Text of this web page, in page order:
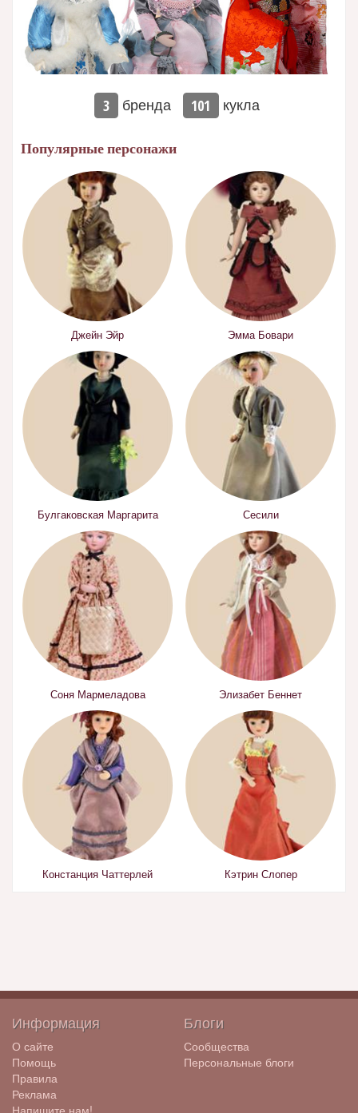
3 бренда 101 кукла
Популярные персонажи
Джейн Эйр Эмма Бовари
Булгаковская Маргарита Сесили
Соня Мармеладова Элизабет Беннет
Констанция Чаттерлей Кэтрин Слопер
Информация
О сайте
Помощь
Правила
Реклама
Напишите нам!
Блоги
Сообщества
Персональные блоги